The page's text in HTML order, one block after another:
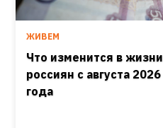
ЖИВЕМ
Что изменится в жизни
россиян с августа 2026
года